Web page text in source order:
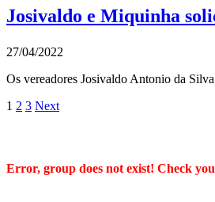
Josivaldo e Miquinha
27/04/2022
Os vereadores Josivaldo Antonio da
1 2 3 Next
Error, group does not exist! Check